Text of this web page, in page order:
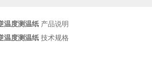
温度测温纸 产品说明
温度测温纸 技术规格